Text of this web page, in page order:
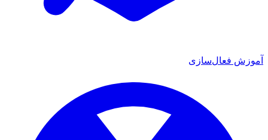
فعال‌سازی